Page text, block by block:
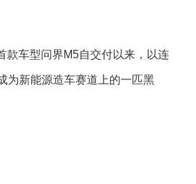
款车型问界M5自交付以来，以连
为新能源造车赛道上的一匹黑